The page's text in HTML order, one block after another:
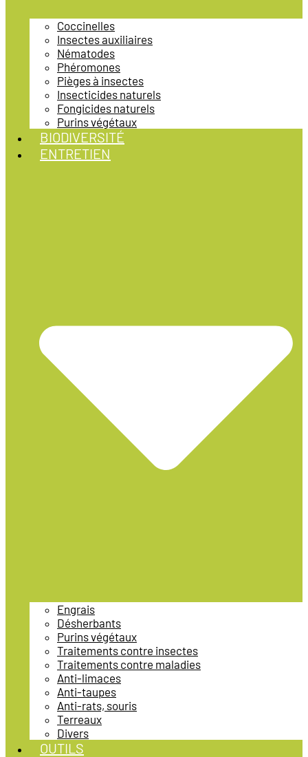
Coccinelles
Insectes auxiliaires
Nématodes
Phéromones
Pièges à insectes
Insecticides naturels
Fongicides naturels
Purins végétaux
BIODIVERSITÉ
ENTRETIEN
Engrais
Désherbants
Purins végétaux
Traitements contre insectes
Traitements contre maladies
Anti-limaces
Anti-taupes
Anti-rats, souris
Terreaux
Divers
OUTILS